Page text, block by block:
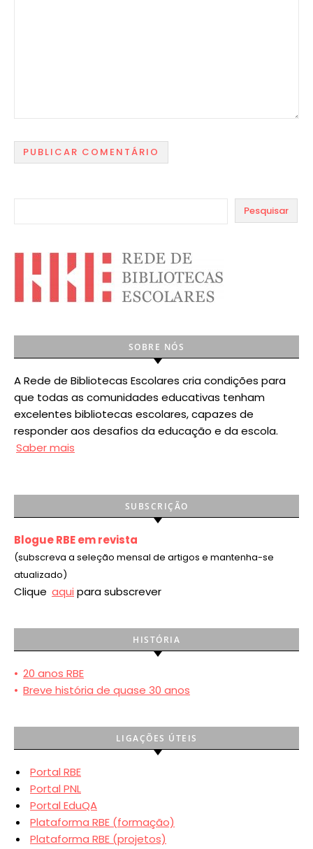
Pesquisar
SOBRE NÓS
A Rede de Bibliotecas Escolares cria condições para
que todas as comunidades educativas tenham
excelentes bibliotecas escolares, capazes de
responder aos desafios da educação e da escola.
Saber mais
SUBSCRIÇÃO
Blogue RBE em revista
(subscreva a seleção mensal de artigos e mantenha-se
atualizado)
Clique aqui para subscrever
HISTÓRIA
• 20 anos RBE
• Breve história de quase 30 anos
LIGAÇÕES ÚTEIS
Portal RBE
Portal PNL
Portal EduQA
Plataforma RBE (formação)
Plataforma RBE (projetos)